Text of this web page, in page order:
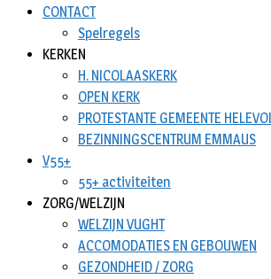
CONTACT
Spelregels
KERKEN
H. NICOLAASKERK
OPEN KERK
PROTESTANTE GEMEENTE
BEZINNINGSCENTRUM EMMAUS
V55+
55+ activiteiten
ZORG/WELZIJN
WELZIJN VUGHT
ACCOMODATIES EN GEBOUWEN
GEZONDHEID / ZORG